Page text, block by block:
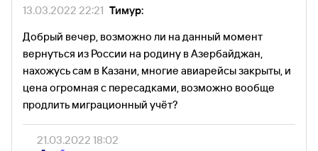
13.03.2022 22:21 Тимур:
Добрый вечер, возможно ли на данный момент
вернуться из России на родину в Азербайджан,
нахожусь сам в Казани, многие авиарейсы закрыты, и
цена огромная с пересадками, возможно вообще
продлить миграционный учёт?
21.03.2022 18:02